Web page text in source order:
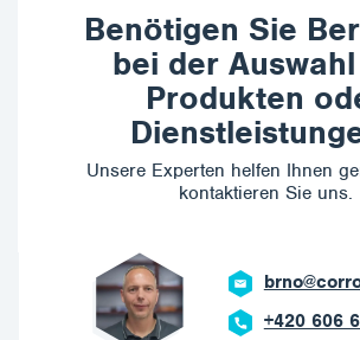
Benötigen Sie
bei der
Produkten
Unsere Experten helfen Ihnen
kontaktieren Sie uns.
+420 606